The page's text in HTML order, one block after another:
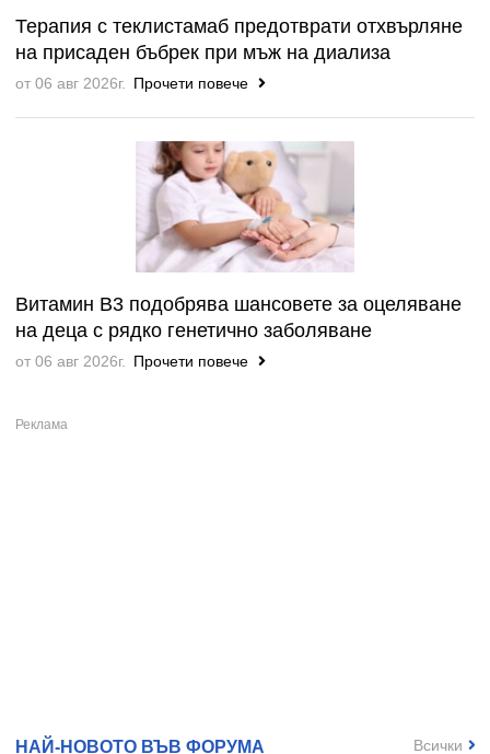
Терапия с теклистамаб предотврати отхвърляне
на присаден бъбрек при мъж на диализа
от 06 авг 2026г. Прочети повече
Витамин B3 подобрява шансовете за оцеляване
на деца с рядко генетично заболяване
от 06 авг 2026г. Прочети повече
НАЙ-НОВОТО ВЪВ ФОРУМА Всички